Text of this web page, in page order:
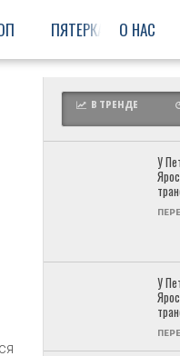
ПЯТЕРКА О НАС
В ТРЕНДЕ
У
У